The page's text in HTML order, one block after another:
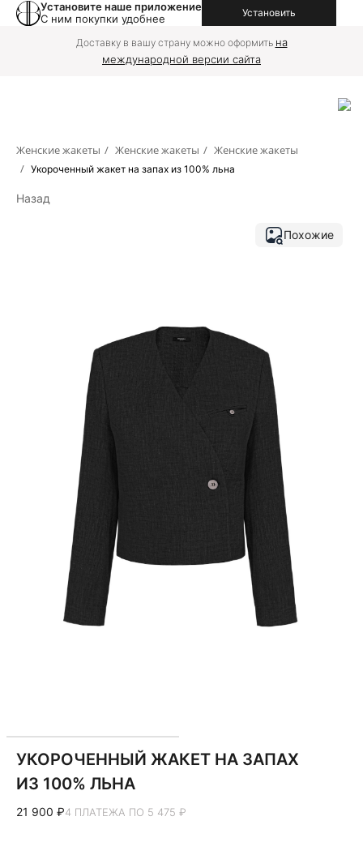
Установите наше приложение
С ним покупки удобнее
Установить
Доставку в вашу страну можно оформить на
международной версии сайта
Женские жакеты / Женские жакеты / Женские жакеты
/ Укороченный жакет на запах из 100% льна
Назад
Похожие
УКОРОЧЕННЫЙ ЖАКЕТ НА ЗАПАХ
ИЗ 100% ЛЬНА
21 900 ₽4 ПЛАТЕЖА ПО 5 475 ₽